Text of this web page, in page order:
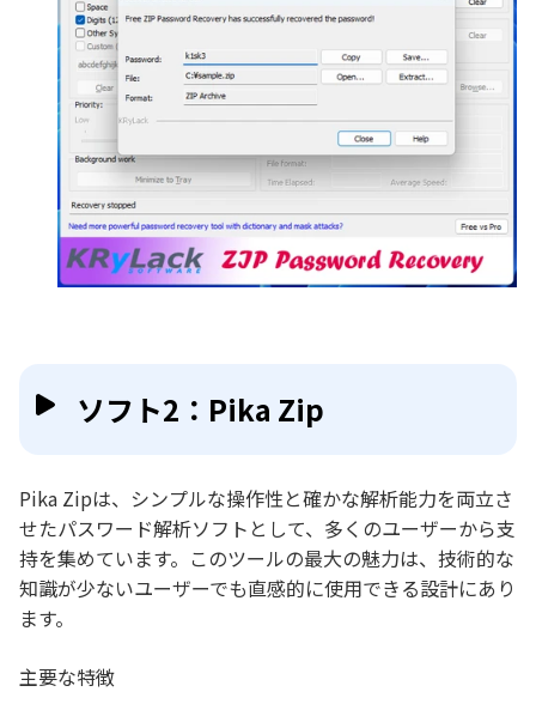
ソフト2：Pika Zip
Pika Zipは、シンプルな操作性と確かな解析能力を両立さ
せたパスワード解析ソフトとして、多くのユーザーから支
持を集めています。このツールの最大の魅力は、技術的な
知識が少ないユーザーでも直感的に使用できる設計にあり
ます。
主要な特徴